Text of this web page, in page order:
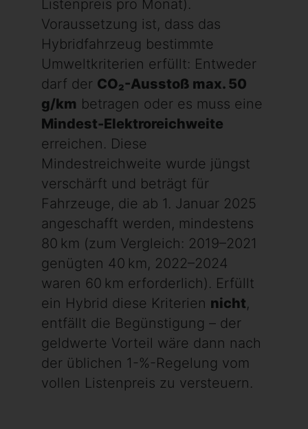
Listenpreis pro Monat).
Voraussetzung ist, dass das
Hybridfahrzeug bestimmte
Umweltkriterien erfüllt: Entweder
darf der CO₂-Ausstoß max. 50
g/km betragen oder es muss eine
Mindest-Elektroreichweite
erreichen. Diese
Mindestreichweite wurde jüngst
verschärft und beträgt für
Fahrzeuge, die ab 1. Januar 2025
angeschafft werden, mindestens
80 km (zum Vergleich: 2019–2021
genügten 40 km, 2022–2024
waren 60 km erforderlich). Erfüllt
ein Hybrid diese Kriterien nicht,
entfällt die Begünstigung – der
geldwerte Vorteil wäre dann nach
der üblichen 1-%-Regelung vom
vollen Listenpreis zu versteuern.